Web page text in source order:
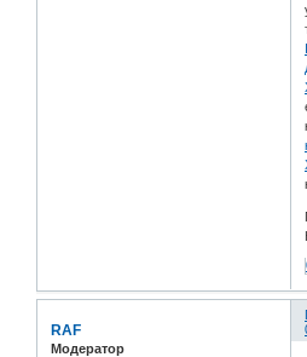
RAF
Модератор